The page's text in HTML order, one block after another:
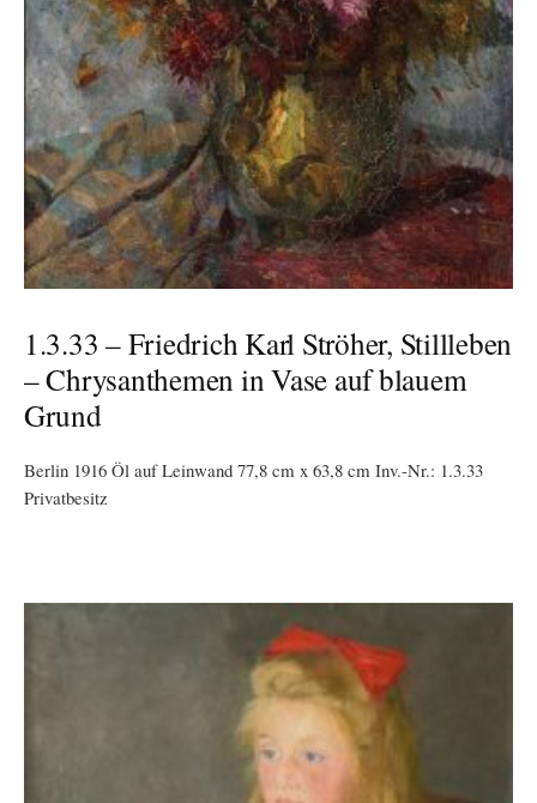
1.3.33 – Friedrich Karl Ströher, Stillleben
– Chrysanthemen in Vase auf blauem
Grund
Berlin 1916 Öl auf Leinwand 77,8 cm x 63,8 cm Inv.-Nr.: 1.3.33
Privatbesitz